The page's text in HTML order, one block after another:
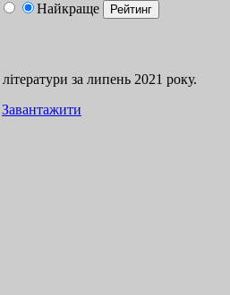
Найкраще
за липень 2021 року.
Завантажити